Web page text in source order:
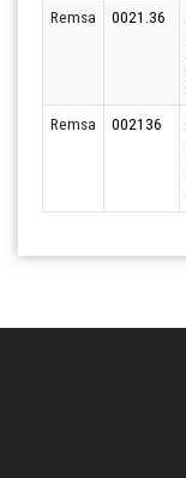
Remsa 0021.36
Remsa 002136